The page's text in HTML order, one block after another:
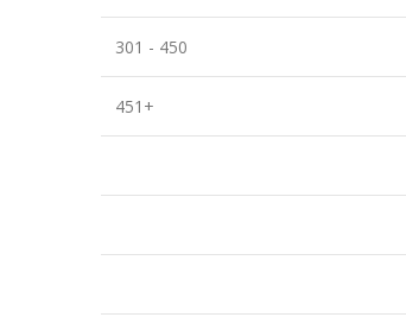
301 - 450
451+